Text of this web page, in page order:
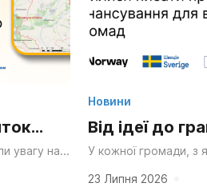
парк
увагу на
громад
Новини
Від ідеї до
як
вчилися
У кожної громади,
сильна ідея — що
23 Липня 2026